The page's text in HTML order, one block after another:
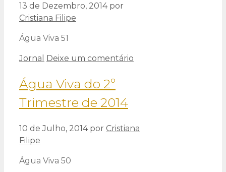
13 de Dezembro, 2014 por
Cristiana Filipe
Água Viva 51
Categorias
Jornal Deixe um comentário
Água Viva do 2º
Trimestre de 2014
10 de Julho, 2014 por Cristiana
Filipe
Água Viva 50